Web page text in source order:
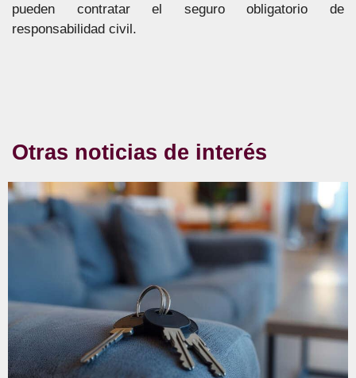
pueden contratar el seguro obligatorio de
responsabilidad civil.
Otras noticias de interés